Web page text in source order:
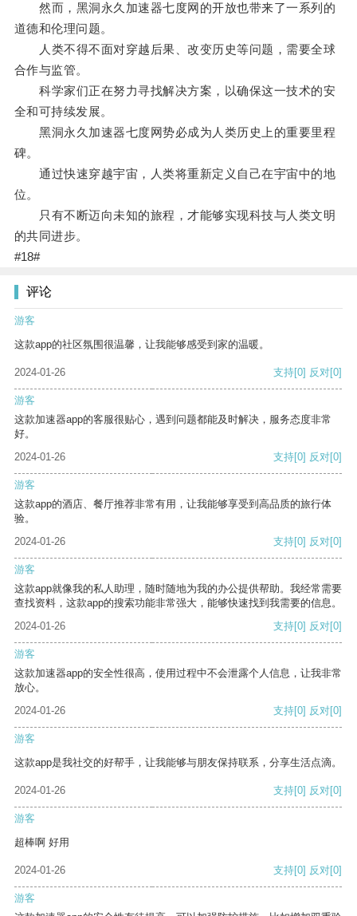
然而，黑洞永久加速器七度网的开放也带来了一系列的
道德和伦理问题。
人类不得不面对穿越后果、改变历史等问题，需要全球
合作与监管。
科学家们正在努力寻找解决方案，以确保这一技术的安
全和可持续发展。
黑洞永久加速器七度网势必成为人类历史上的重要里程
碑。
通过快速穿越宇宙，人类将重新定义自己在宇宙中的地
位。
只有不断迈向未知的旅程，才能够实现科技与人类文明
的共同进步。
#18#
评论
游客
这款app的社区氛围很温馨，让我能够感受到家的温暖。
2024-01-26 支持[0] 反对[0]
游客
这款加速器app的客服很贴心，遇到问题都能及时解决，服务态度非常
好。
2024-01-26
支持[0] 反对[0]
游客
这款app的酒店、餐厅推荐非常有用，让我能够享受到高品质的旅行体
验。
2024-01-26
支持[0] 反对[0]
游客
这款app就像我的私人助理，随时随地为我的办公提供帮助。我经常需要
查找资料，这款app的搜索功能非常强大，能够快速找到我需要的信息。
2024-01-26
支持[0] 反对[0]
游客
这款加速器app的安全性很高，使用过程中不会泄露个人信息，让我非常
放心。
2024-01-26
支持[0] 反对[0]
游客
这款app是我社交的好帮手，让我能够与朋友保持联系，分享生活点滴。
2024-01-26 支持[0] 反对[0]
游客
超棒啊 好用
2024-01-26 支持[0] 反对[0]
游客